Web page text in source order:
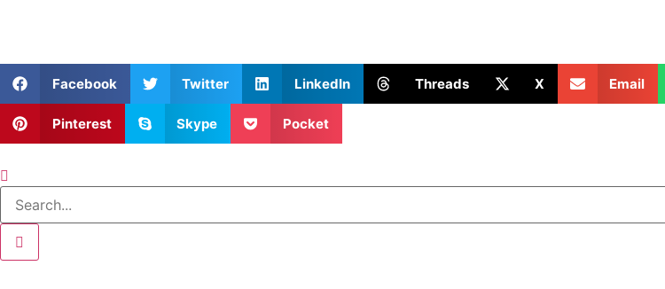
Facebook Twitter LinkedIn Threads X Email
Pinterest Skype Pocket